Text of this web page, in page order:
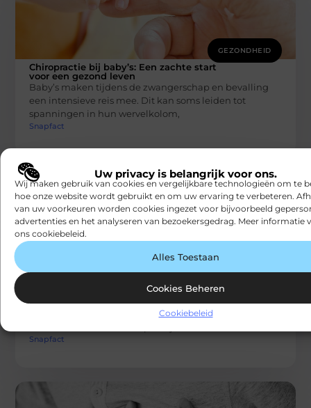
Uw privacy is belangrijk voor ons.
Wij maken gebruik van cookies en vergelijkbare technologieën om te
hoe onze website wordt gebruikt en om uw ervaring te verbeteren.
van uw voorkeuren worden cookies ingezet voor bijvoorbeeld
advertenties en het analyseren van bezoekersgedrag. Meer informatie
ons cookiebeleid.
Alles Toestaan
Cookies Beheren
Cookiebeleid
GEZONDHEID
Chiropractie bij baby’s: Een zachte start
voor een gezond leven
Baby’s maken tijdens de zwangerschap en bevalling
een intensieve reis mee. Dit kan soms leiden tot
spanningen in hun wervelkolom,
Snapfact
Wanneer je op zoek bent naar professionele
chiropractie in Noordwijk, is Lifestyle Chiropractic een
Snapfact